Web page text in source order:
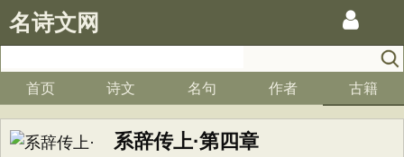
名诗文网
首页 诗文 名句 作者 古籍
系辞传上·第四章